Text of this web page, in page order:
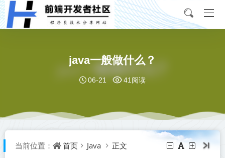
java一般做什么？
06-21 41阅读
当前位置： 首页 Java 正文